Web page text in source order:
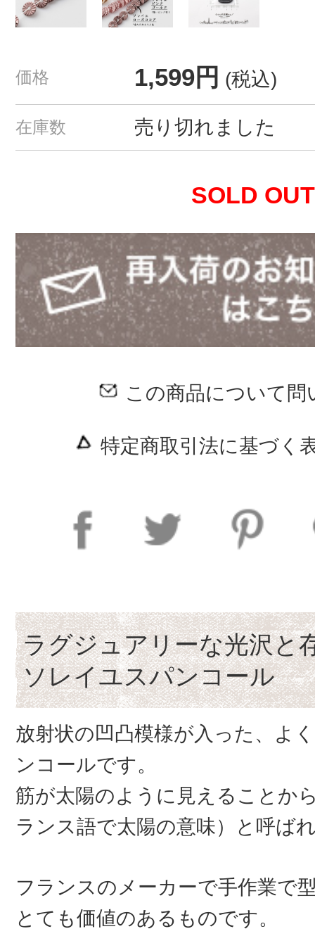
価格 1,599円 (税込)
在庫数 売り切れました
SOLD OUT
この商品について問
特定商取引法に基づく
ラグジュアリーな光沢と
ソレイユスパンコール
放射状の凹凸模様が入った、よ
ンコールです。
筋が太陽のように見えることか
ランス語で太陽の意味）と呼ば
フランスのメーカーで手作業で
とても価値のあるものです。